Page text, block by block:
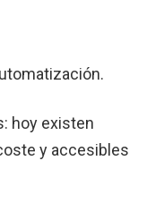
hoy existen
y accesibles